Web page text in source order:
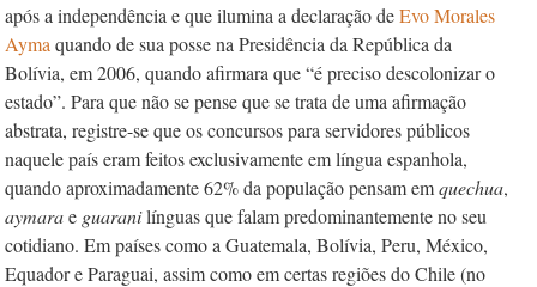
após a independência e que ilumina a declaração deEvo Morales
Ayma quando de sua posse na Presidência da República da
Bolívia, em 2006, quando afirmara que “é preciso descolonizar o
estado”. Para que não se pense que se trata de uma afirmação
abstrata, registre-se que os concursos para servidores públicos
naquele país eram feitos exclusivamente em língua espanhola,
quando aproximadamente 62% da população pensam emquechua,
aymarae guaranilínguas que falam predominantemente no seu
cotidiano. Em países como a Guatemala, Bolívia, Peru, México,
Equador e Paraguai, assim como em certas regiões doChile(no